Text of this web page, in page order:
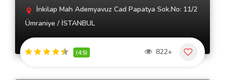
İnkilap Mah Ademyavuz Cad Papatya Sok.No: 11/2
Ümraniye / İSTANBUL
(4.5) 822+